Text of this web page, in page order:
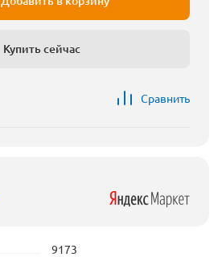
9173
Купить сейчас
Сравнить